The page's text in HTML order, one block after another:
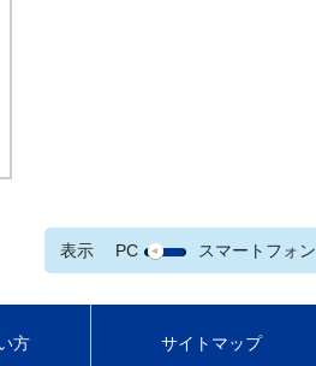
表示 PC スマートフォン
方 サイトマップ